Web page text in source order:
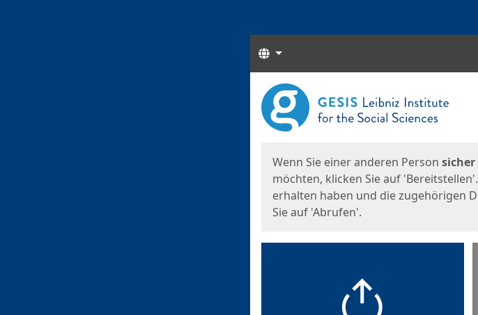
Sprachen
Start
Wenn Sie einer anderen Person sicher
möchten, klicken Sie auf
erhalten haben und die zugehörigen
Sie auf 'Abrufen'.